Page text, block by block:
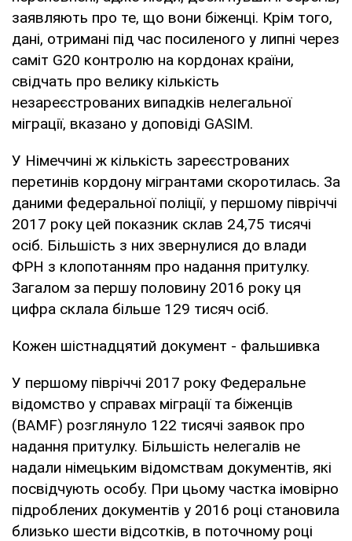
заявляють про те, що вони біженці. Крім того,
дані, отримані під час посиленого у липні через
саміт G20 контролю на кордонах країни,
свідчать про велику кількість
незареєстрованих випадків нелегальної
міграції, вказано у доповіді GASIM.
У Німеччині ж кількість зареєстрованих
перетинів кордону мігрантами скоротилась. За
даними федеральної поліції, у першому півріччі
2017 року цей показник склав 24,75 тисячі
осіб. Більшість з них звернулися до влади
ФРН з клопотанням про надання притулку.
Загалом за першу половину 2016 року ця
цифра склала більше 129 тисяч осіб.
Кожен шістнадцятий документ - фальшивка
У першому півріччі 2017 року Федеральне
відомство у справах міграції та біженців
(BAMF) розглянуло 122 тисячі заявок про
надання притулку. Більшість нелегалів не
надали німецьким відомствам документів, які
посвідчують особу. При цьому частка імовірно
підроблених документів у 2016 році становила
близько шести відсотків, в поточному році